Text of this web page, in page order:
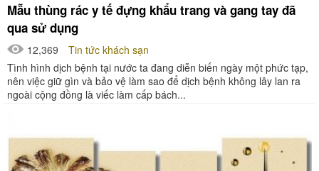
Mẫu thùng rác y tế đựng khẩu trang và gang tay đã
qua sử dụng
12,369
Tin tức khách sạn
Tình hình dịch bệnh tại nước ta đang diễn biến ngày một phức tạp,
nên việc giữ gìn và bảo vệ làm sao để dịch bệnh không lây lan ra
ngoài cộng đồng là viếc làm cấp bách...